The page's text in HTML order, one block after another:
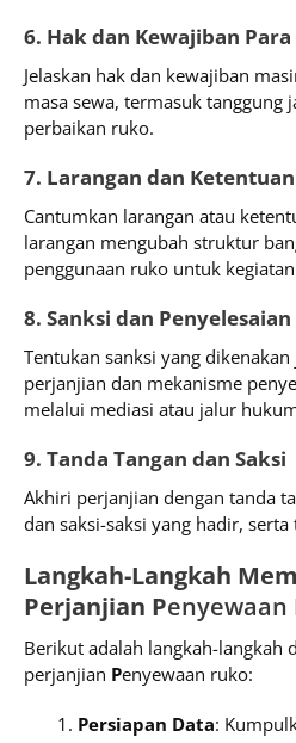
6. Hak dan Kewajiban
Jelaskan hak dan kewajiban
masa sewa, termasuk tanggung
perbaikan ruko.
7. Larangan dan
Cantumkan larangan atau
larangan mengubah struktur
penggunaan ruko untuk
8. Sanksi dan
Tentukan sanksi yang
perjanjian dan mekanisme
melalui mediasi atau jalur
9. Tanda Tangan dan Saksi
Akhiri perjanjian dengan tanda
dan saksi-saksi yang hadir,
Langkah-Langkah
Perjanjian Penyewaan
Berikut adalah langkah-langkah
perjanjian Penyewaan ruko:
Persiapan Data: